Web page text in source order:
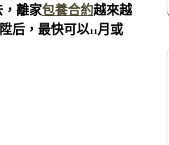
離家包養合約越來越
后，最快可以11月或